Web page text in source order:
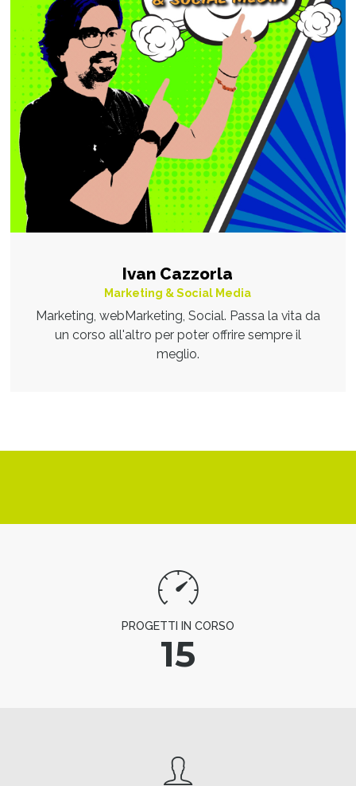
Ivan Cazzorla
Marketing & Social Media
Marketing, webMarketing, Social. Passa la vita da
un corso all'altro per poter offrire sempre il
meglio.
PROGETTI IN CORSO
15